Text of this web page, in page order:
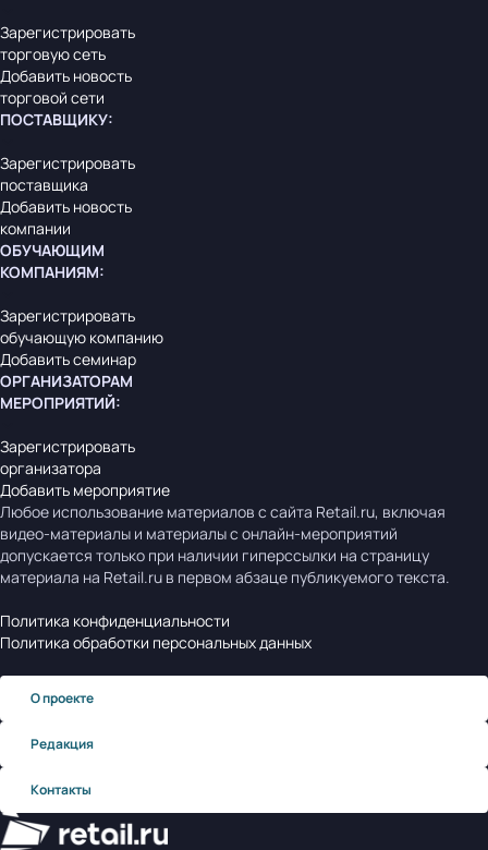
Зарегистрировать
торговую сеть
Добавить новость
торговой сети
ПОСТАВЩИКУ:
Зарегистрировать
поставщика
Добавить новость
компании
ОБУЧАЮЩИМ
КОМПАНИЯМ:
Зарегистрировать
обучающую компанию
Добавить семинар
ОРГАНИЗАТОРАМ
МЕРОПРИЯТИЙ:
Зарегистрировать
организатора
Добавить мероприятие
Любое использование материалов с сайта Retail.ru, включая
видео-материалы и материалы с онлайн-мероприятий
допускается только при наличии гиперссылки на страницу
материала на Retail.ru в первом абзаце публикуемого текста.
Политика конфиденциальности
Политика обработки персональных данных
О проекте
Редакция
Контакты